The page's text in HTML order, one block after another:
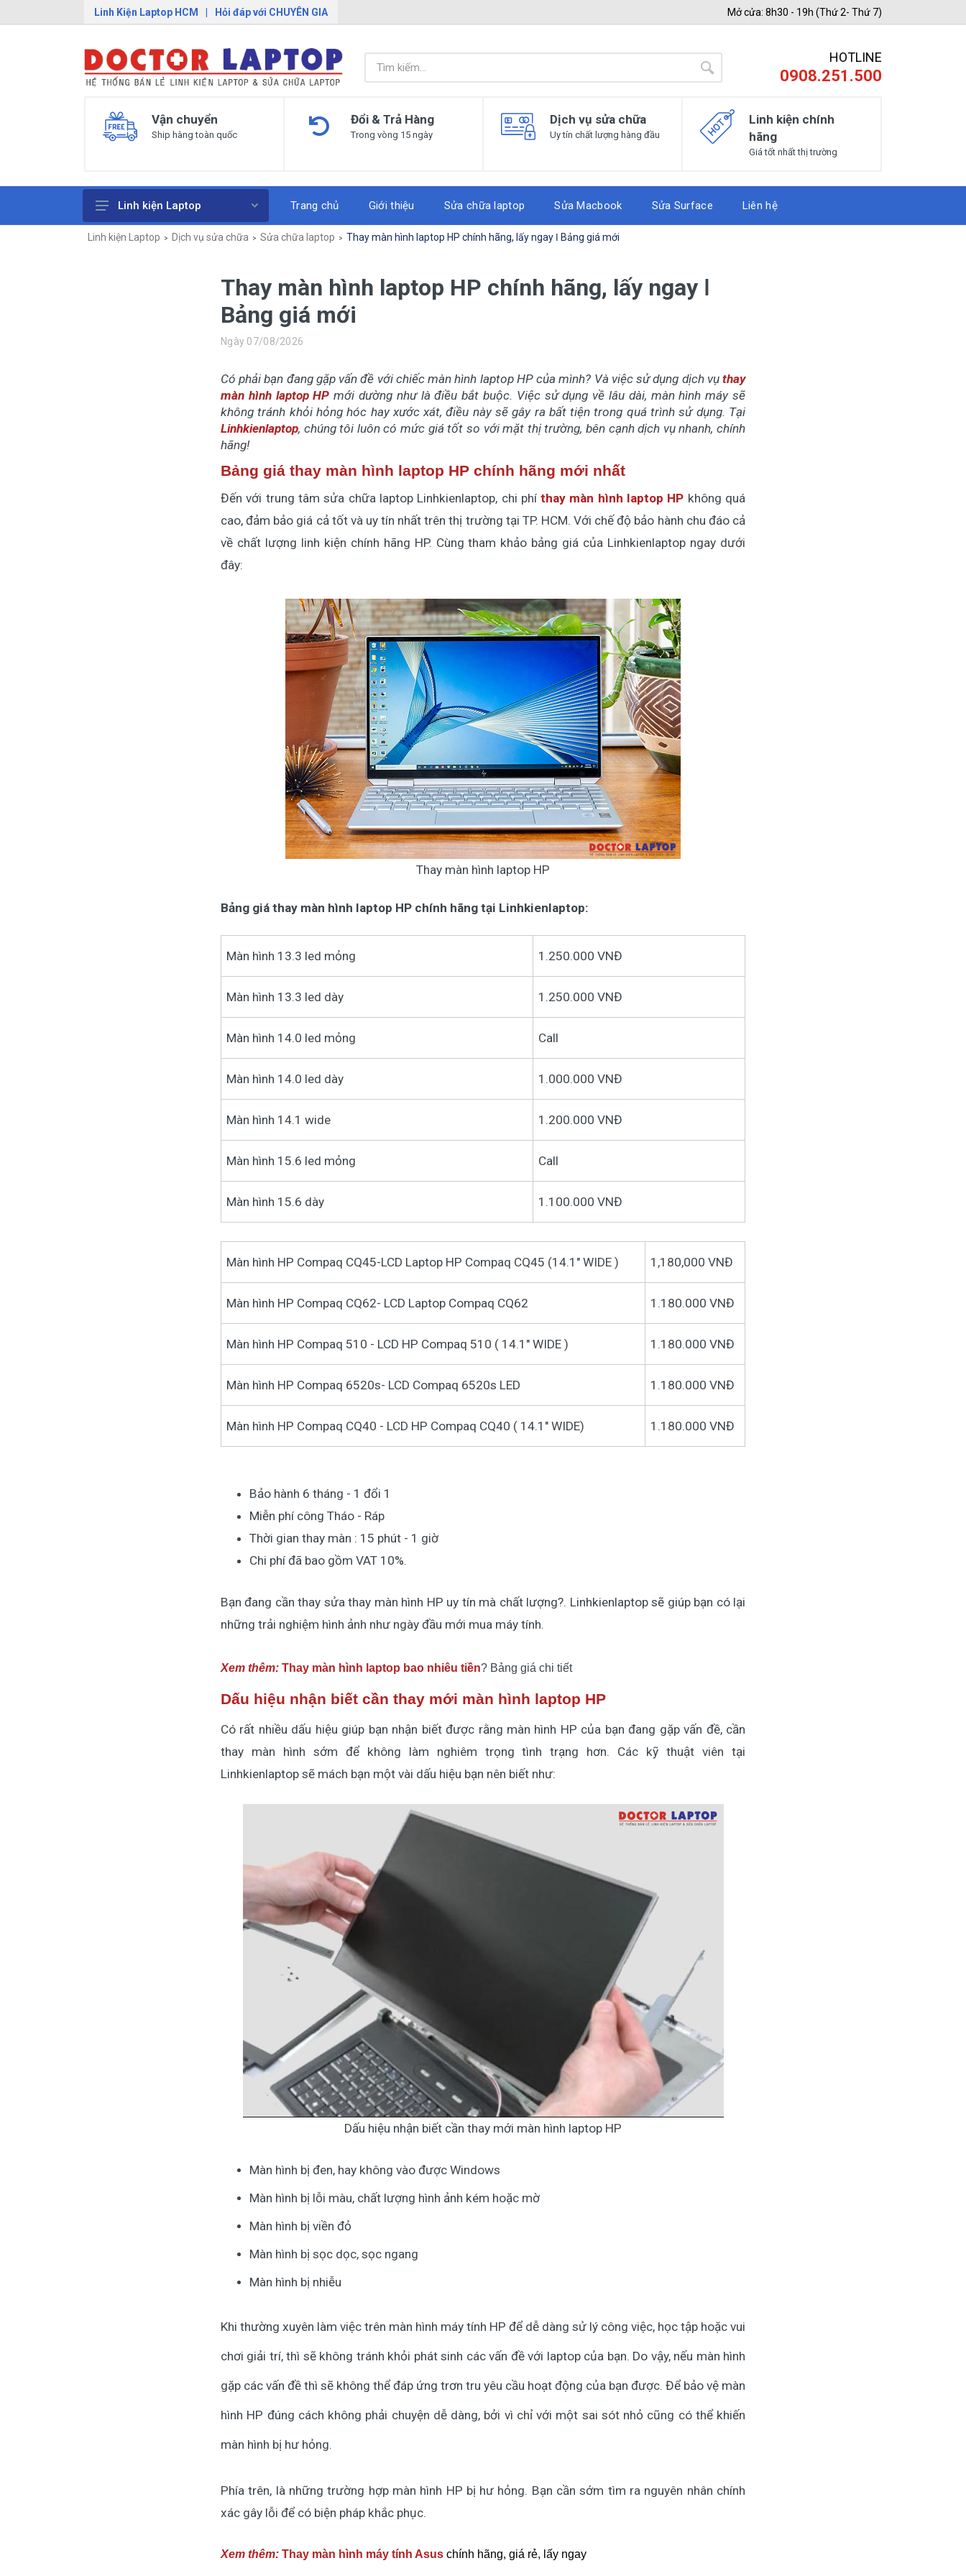
Linh Kiện Laptop HCM | Hỏi đáp với CHUYÊN GIA Mở cửa: 8h30 - 19h (Thứ 2- Thứ 7)
HOTLINE
0908.251.500
Vận chuyển
Ship hàng toàn quốc
Đổi & Trả Hàng
Trong vòng 15 ngày
Dịch vụ sửa chữa
Uy tín chất lượng hàng đầu
Linh kiện chính
hãng
Giá tốt nhất thị trường
Pin Laptop
Dịch vụ thay pin Surface chính
Linh kiện Laptop Trang chủ Giới thiệu Sửa chữa laptop Sửa Macbook Sửa Surface Liên hệ
Linh kiện Laptop Dịch vụ sửa chữa Sửa chữa laptop Thay màn hình laptop HP chính hãng, lấy ngay ǀ Bảng giá mới
Thay màn hình laptop HP chính hãng, lấy ngay ǀ
Bảng giá mới
Ngày 07/08/2026
Có phải bạn đang gặp vấn đề với chiếc màn hình laptop HP của mình? Và việc sử dụng dịch vụ thay
màn hình laptop HP mới dường như là điều bắt buộc. Việc sử dụng về lâu dài, màn hình máy sẽ
không tránh khỏi hỏng hóc hay xước xát, điều này sẽ gây ra bất tiện trong quá trình sử dụng. Tại
Linhkienlaptop, chúng tôi luôn có mức giá tốt so với mặt thị trường, bên cạnh dịch vụ nhanh, chính
hãng!
Bảng giá thay màn hình laptop HP chính hãng mới nhất
Đến với trung tâm sửa chữa laptop Linhkienlaptop, chi phíthay màn hình laptop HP không quá
cao, đảm bảo giá cả tốt và uy tín nhất trên thị trường tại TP. HCM. Với chế độ bảo hành chu đáo cả
về chất lượng linh kiện chính hãng HP. Cùng tham khảo bảng giá của Linhkienlaptop ngay dưới
đây:
Thay màn hình laptop HP
Bảng giá thay màn hình laptop HP chính hãng tại Linhkienlaptop:
Màn hình 13.3 led mỏng 1.250.000 VNĐ
Màn hình 13.3 led dày 1.250.000 VNĐ
Màn hình 14.0 led mỏng Call
Màn hình 14.0 led dày 1.000.000 VNĐ
Màn hình 14.1 wide 1.200.000 VNĐ
Màn hình 15.6 led mỏng Call
Màn hình 15.6 dày 1.100.000 VNĐ
Màn hình HP Compaq CQ45-LCD Laptop HP Compaq CQ45 (14.1" WIDE ) 1,180,000 VNĐ
Màn hình HP Compaq CQ62- LCD Laptop Compaq CQ62 1.180.000 VNĐ
Màn hình HP Compaq 510 - LCD HP Compaq 510 ( 14.1" WIDE ) 1.180.000 VNĐ
Màn hình HP Compaq 6520s- LCD Compaq 6520s LED 1.180.000 VNĐ
Màn hình HP Compaq CQ40 - LCD HP Compaq CQ40 ( 14.1" WIDE) 1.180.000 VNĐ
Bảo hành 6 tháng - 1 đổi 1
Miễn phí công Tháo - Ráp
Thời gian thay màn : 15 phút - 1 giờ
Chi phí đã bao gồm VAT 10%.
Bạn đang cần thay sửa thay màn hình HP uy tín mà chất lượng?. Linhkienlaptop sẽ giúp bạn có lại
những trải nghiệm hình ảnh như ngày đầu mới mua máy tính.
Xem thêm: Thay màn hình laptop bao nhiêu tiền? Bảng giá chi tiết
Dấu hiệu nhận biết cần thay mới màn hình laptop HP
Có rất nhiều dấu hiệu giúp bạn nhận biết được rằng màn hình HP của bạn đang gặp vấn đề, cần
thay màn hình sớm để không làm nghiêm trọng tình trạng hơn. Các kỹ thuật viên tại
Linhkienlaptop sẽ mách bạn một vài dấu hiệu bạn nên biết như:
Dấu hiệu nhận biết cần thay mới màn hình laptop HP
Màn hình bị đen, hay không vào được Windows
Màn hình bị lỗi màu, chất lượng hình ảnh kém hoặc mờ
Màn hình bị viền đỏ
Màn hình bị sọc dọc, sọc ngang
Màn hình bị nhiễu
Khi thường xuyên làm việc trên màn hình máy tính HP để dễ dàng sử lý công việc, học tập hoặc vui
chơi giải trí, thì sẽ không tránh khỏi phát sinh các vấn đề với laptop của bạn. Do vậy, nếu màn hình
gặp các vấn đề thì sẽ không thể đáp ứng trơn tru yêu cầu hoạt động của bạn được. Để bảo vệ màn
hình HP đúng cách không phải chuyện dễ dàng, bởi vì chỉ với một sai sót nhỏ cũng có thể khiến
màn hình bị hư hỏng.
Phía trên, là những trường hợp màn hình HP bị hư hỏng. Bạn cần sớm tìm ra nguyên nhân chính
xác gây lỗi để có biện pháp khắc phục.
Xem thêm: Thay màn hình máy tính Asus chính hãng, giá rẻ, lấy ngay